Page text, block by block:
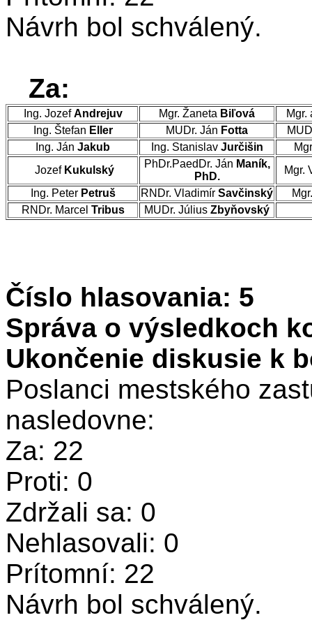
Návrh bol schválený.
Za:
Ing. JozefAndrejuv Mgr. Žaneta Biľová
Mgr.
Ing. Štefan Eller MUDr. Ján Fotta
Ing. Ján Jakub Ing. Stanislav Jurčišin
Jozef Kukulský
PhDr.PaedDr. Ján Maník,
PhD.
Mgr.
Ing. Peter Petruš RNDr. Vladimír Savčinský
RNDr. Marcel Tribus MUDr. Július Zbyňovský
Číslo hlasovania: 5
Správa o výsledkoch
Ukončenie diskusie k
Poslanci mestského
nasledovne:
Za: 22
Proti: 0
Zdržali sa: 0
Nehlasovali: 0
Prítomní: 22
Návrh bol schválený.